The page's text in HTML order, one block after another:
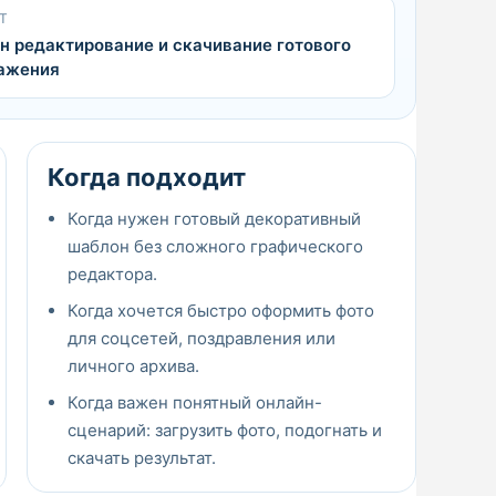
редактирование и скачивание готового
Когда подходит
Когда нужен готовый декоративный
шаблон без сложного графического
редактора.
Когда хочется быстро оформить фото
для соцсетей, поздравления или
личного архива.
Когда важен понятный онлайн-
сценарий: загрузить фото, подогнать и
скачать результат.